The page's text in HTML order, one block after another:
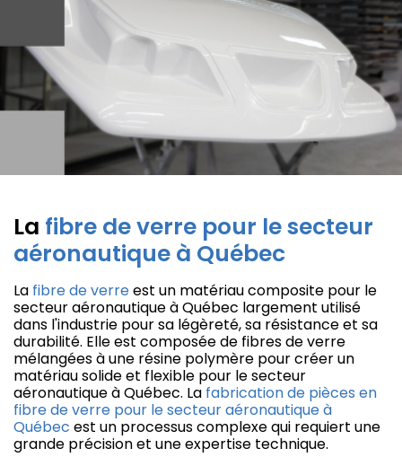
La fibre de verre pour le secteur
aéronautique à Québec
La fibre de verreest un matériau composite pour le
secteur aéronautique à Québec largement utilisé
dans l'industrie pour sa légèreté, sa résistance et sa
durabilité. Elle est composée de fibres de verre
mélangées à une résine polymère pour créer un
matériau solide et flexible pour le secteur
aéronautique à Québec. La fabrication de pièces en
fibre de verre pour le secteur aéronautique à
Québec est un processus complexe qui requiert une
grande précision et une expertise technique.